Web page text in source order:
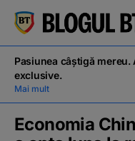
кириллица
Pasiunea câștigă
exclusive.
Mai mult
Economia